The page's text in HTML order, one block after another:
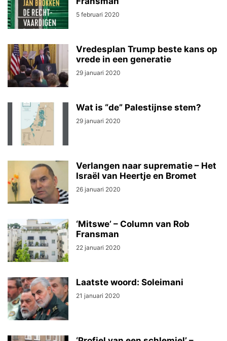
5 februari 2020
Vredesplan Trump beste kans op
vrede in een generatie
29 januari 2020
Wat is “de” Palestijnse stem?
29 januari 2020
Verlangen naar suprematie – Het
Israël van Heertje en Bromet
26 januari 2020
‘Mitswe’ – Column van Rob
Fransman
22 januari 2020
Laatste woord: Soleimani
21 januari 2020